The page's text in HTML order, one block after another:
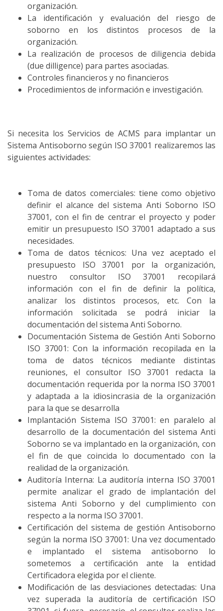
organización.
La identificación y evaluación del riesgo de
soborno en los distintos procesos de la
organización.
La realización de procesos de diligencia debida
(due dilligence) para partes asociadas.
Controles financieros y no financieros
Procedimientos de información e investigación.
Si necesita los Servicios de ACMS para implantar un
Sistema Antisoborno según ISO 37001 realizaremos las
siguientes actividades:
Toma de datos comerciales: tiene como objetivo
definir el alcance del sistema Anti Soborno ISO
37001, con el fin de centrar el proyecto y poder
emitir un presupuesto ISO 37001 adaptado a sus
necesidades.
Toma de datos técnicos: Una vez aceptado el
presupuesto ISO 37001 por la organización,
nuestro consultor ISO 37001 recopilará
información con el fin de definir la política,
analizar los distintos procesos, etc. Con la
información solicitada se podrá iniciar la
documentación del sistema Anti Soborno.
Documentación Sistema de Gestión Anti Soborno
ISO 37001: Con la información recopilada en la
toma de datos técnicos mediante distintas
reuniones, el consultor ISO 37001 redacta la
documentación requerida por la norma ISO 37001
y adaptada a la idiosincrasia de la organización
para la que se desarrolla
Implantación Sistema ISO 37001: en paralelo al
desarrollo de la documentación del sistema Anti
Soborno se va implantado en la organización, con
el fin de que coincida lo documentado con la
realidad de la organización.
Auditoría Interna: La auditoría interna ISO 37001
permite analizar el grado de implantación del
sistema Anti Soborno y del cumplimiento con
respecto a la norma ISO 37001.
Certificación del sistema de gestión Antisoborno
según la norma ISO 37001: Una vez documentado
e implantado el sistema antisoborno lo
sometemos a certificación ante la entidad
Certificadora elegida por el cliente.
Modificación de las desviaciones detectadas: Una
vez superada la auditoría de certificación ISO